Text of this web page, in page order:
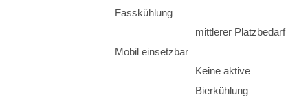
Fasskühlung
Mobil einsetzbar
mittlerer Platzbedarf
Keine aktive
Bierkühlung